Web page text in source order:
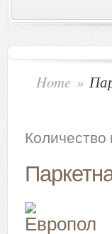
Home »
Количество